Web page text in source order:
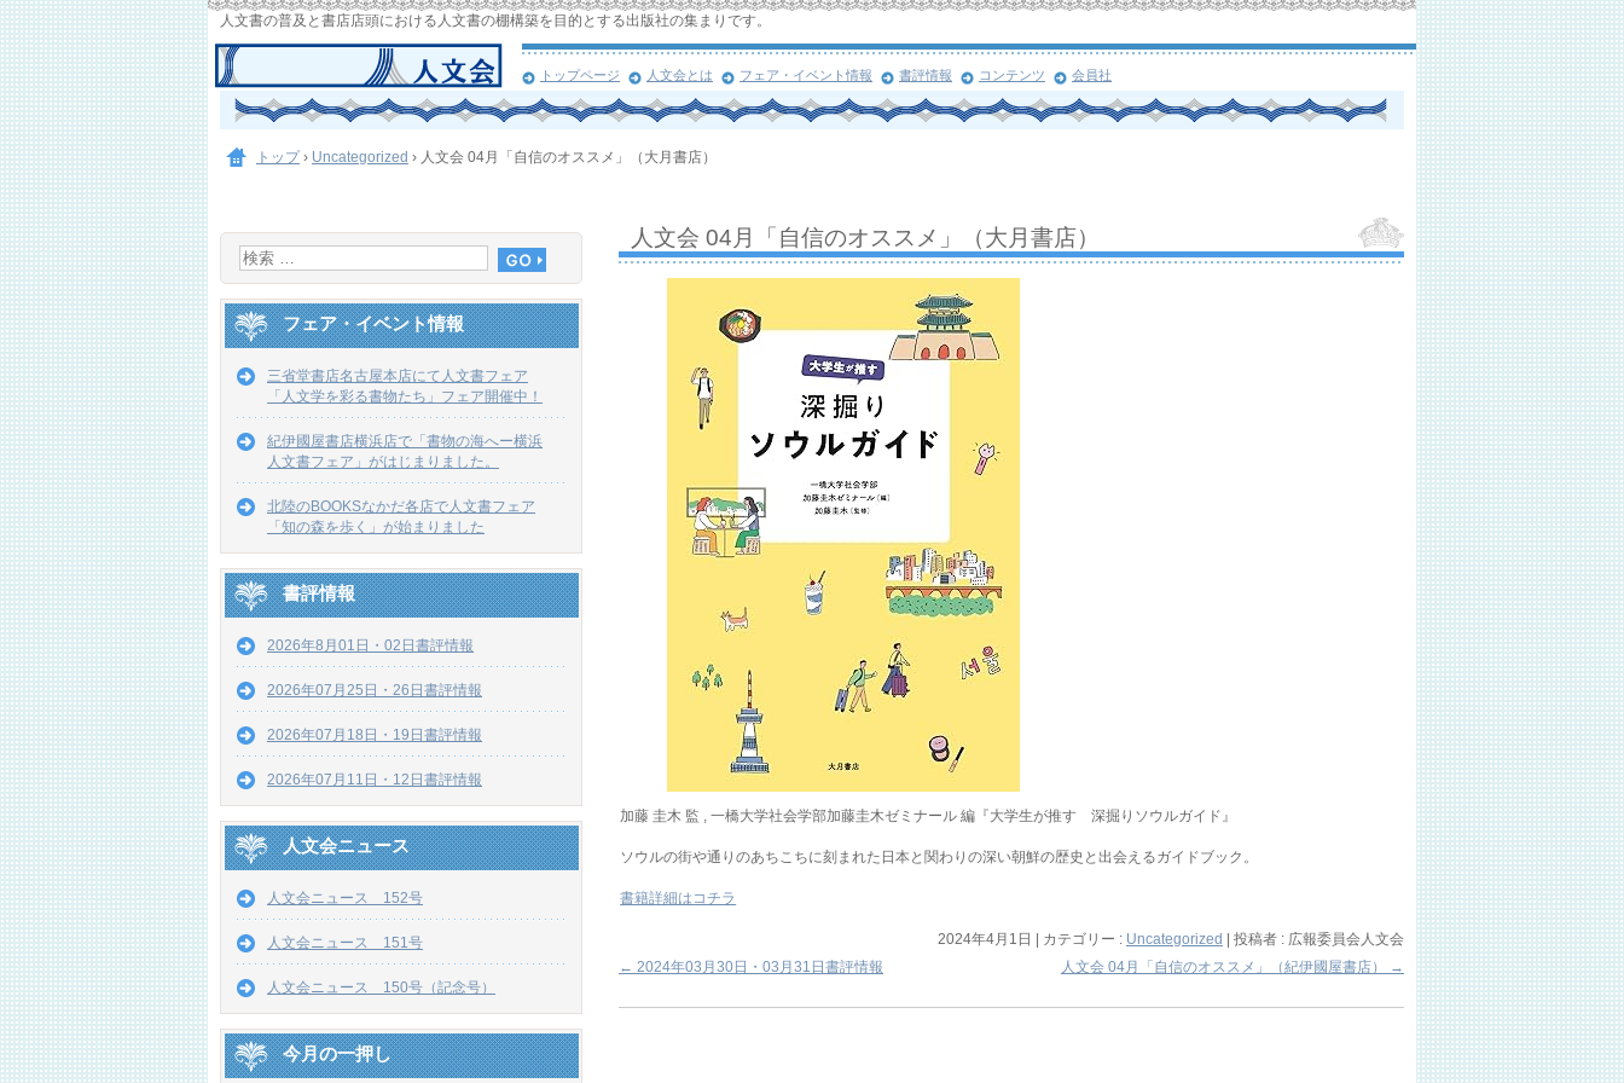
人文書の普及と書店店頭における人文書の棚構築を目的とする出版社の集まりです。
トップページ 人文会とは フェア・イベント情報 書評情報 コンテンツ 会員社
トップ › Uncategorized › 人文会 04月「自信のオススメ」（大月書店）
人文会 04月「自信のオススメ」（大月書店）
加藤 圭木 監 , 一橋大学社会学部加藤圭木ゼミナール 編『大学生が推す 深掘りソウルガイド』
ソウルの街や通りのあちこちに刻まれた日本と関わりの深い朝鮮の歴史と出会えるガイドブック。
書籍詳細はコチラ
2024年4月1日 カテゴリー : Uncategorized
投稿者 : 広報委員会人文会
← 2024年03月30日・03月31日書評情報 人文会 04月「自信のオススメ」（紀伊國屋書店） →
フェア・イベント情報
三省堂書店名古屋本店にて人文書フェア
「人文学を彩る書物たち」フェア開催中！
紀伊國屋書店横浜店で「書物の海へー横浜
人文書フェア」がはじまりました。
北陸のBOOKSなかだ各店で人文書フェア
「知の森を歩く」が始まりました
書評情報
2026年8月01日・02日書評情報
2026年07月25日・26日書評情報
2026年07月18日・19日書評情報
2026年07月11日・12日書評情報
人文会ニュース
人文会ニュース 152号
人文会ニュース 151号
人文会ニュース 150号（記念号）
今月の一押し